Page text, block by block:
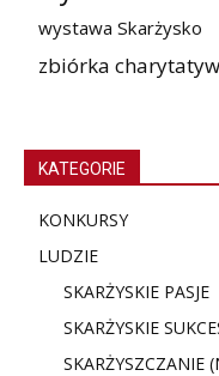
wystawa Skarżysko
zbiórka
KATEGORIE
KONKURSY
LUDZIE
SKARŻYSKIE PASJE
SKARŻYSKIE
SKARŻYSZCZANIE